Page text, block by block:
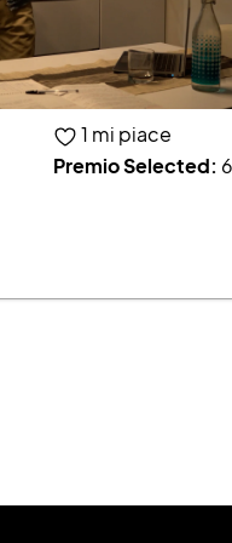
1 mi piace
Premio Selected: